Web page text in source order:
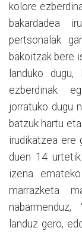
kolore
bakardadea
pertsonalak
bakoitzak bere
landuko
ezberdinak
jorratuko dugu
batzuk hartu
irudikatzea ere
duen 14
izena
marrazketa
landuz gero,